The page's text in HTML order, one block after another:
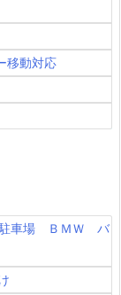
移動対応
駐車場 ＢＭＷ バ